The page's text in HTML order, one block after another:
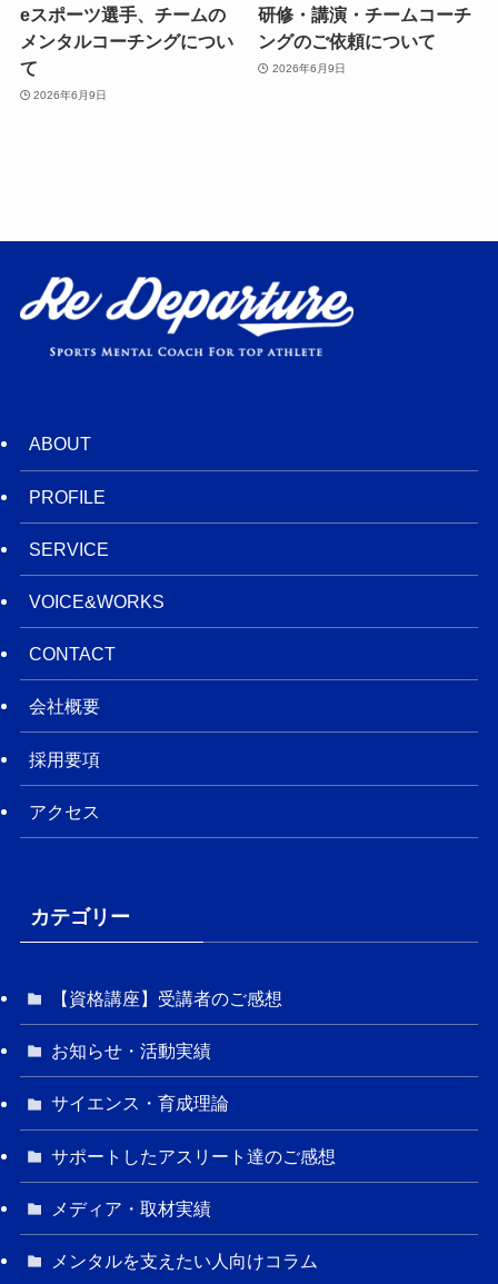
eスポーツ選手、チームの
メンタルコーチングについ
て
2026年6月9日
研修・講演・チームコーチ
ングのご依頼について
2026年6月9日
ABOUT
PROFILE
SERVICE
VOICE&WORKS
CONTACT
会社概要
採用要項
アクセス
カテゴリー
【資格講座】受講者のご感想
お知らせ・活動実績
サイエンス・育成理論
サポートしたアスリート達のご感想
メディア・取材実績
メンタルを支えたい人向けコラム